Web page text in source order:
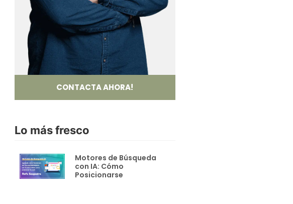
CONTACTA AHORA!
Lo más fresco
Motores de Búsqueda
con IA: Cómo
Posicionarse